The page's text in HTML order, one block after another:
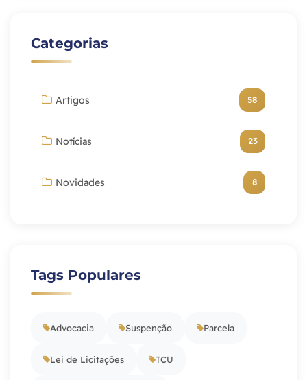
Categorias
Artigos 58
Notícias 23
Novidades 8
Tags Populares
Advocacia Suspenção Parcela
Lei de Licitações TCU